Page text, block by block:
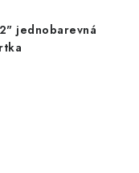
jednobarevná